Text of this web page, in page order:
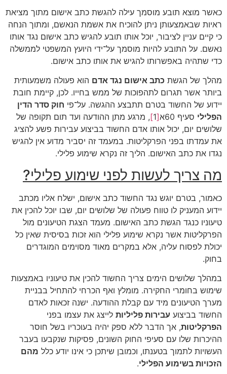
כאשר מוצא תובע מוסמך עילה להגשת כתב אישום מתוך מציאת
ראיות שבאמצעותן ניתן להוכיח את אשמת הנאשם, ומתוך הנחה
כי קיים עניין לציבור, יוכל אותו תובע להגיש כתב אישום נגד אותו
נאשם. על התובע להיות מוסמך על־ידי היועץ המשפטי לממשלה
כדי שתהיה באפשרותו להגיש את אותו כתב אישום.
מהלך של הגשת כתב אישום נגד אדם הוא פעולה משמעותית
ביותר אשר תגרום לתהפוכות של ממש בחייו. לכן, קיימת חובת
יידוע של החשוד בטרם תתבצע ההגשה. על־פי חוק סדר הדין
הפלילי סעיף 60א [
1
], מרגע מתן ההודעה ועד תום תקופה של
שלושים יום, יכול אותו אדם החשוד בביצוע עבירות פשע להציג
את עמדתו בפני הפרקליטות. במעמד זה יסביר מדוע אין להגיש
נגדו את כתב האישום. הליך זה נקרא שימוע פלילי.
מה צריך לעשות לפני שימוע פלילי?
כאמור, בטרם יוגש נגד החשוד כתב אישום, ישלח אליו מכתב
יידוע המעניק לו טווח פעולה של שלושים יום, שבו יוכל להכין את
טיעוניו כנגד הגשת כתב האישום. מעמד הצגת הטיעונים מול
הפרקליטות אשר נקרא שימוע פלילי הוא זכות בסיסית שאין כל
יכולת לפסוח עליה, אלא במקרים מאוד מסוימים המוגדרים
בחוק.
במהלך שלושים הימים צריך החשוד להכין את טיעוניו באמצעות
שימוש בחומרי החקירה. מומלץ ואף הכרחי להתחיל בבניית
מערך הטיעונים מיד עם קבלת ההודעה. ישנה זכאות לאדם
החשוד בביצוע עבירות פליליות לייצג את עצמו בפני
הפרקליטות, אך הדבר ללא ספק יהיה בעוכריו בשל חוסר
ההיכרות שלו עם סעיפי החוק השונים, פסיקות שנקבעו בעבר
העשויות לתמוך בטענתו, וכמובן שיתכן כי אינו יודע כלל מהם
הזכויות בשימוע הפלילי.